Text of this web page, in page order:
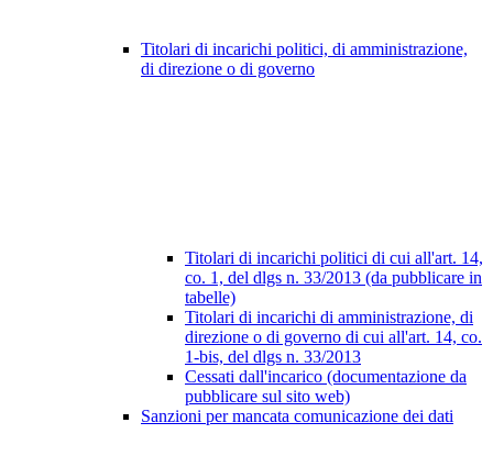
Titolari di incarichi politici, di amministrazione,
di direzione o di governo
Titolari di incarichi politici di cui all'art. 14,
co. 1, del dlgs n. 33/2013 (da pubblicare in
tabelle)
Titolari di incarichi di amministrazione, di
direzione o di governo di cui all'art. 14, co.
1-bis, del dlgs n. 33/2013
Cessati dall'incarico (documentazione da
pubblicare sul sito web)
Sanzioni per mancata comunicazione dei dati